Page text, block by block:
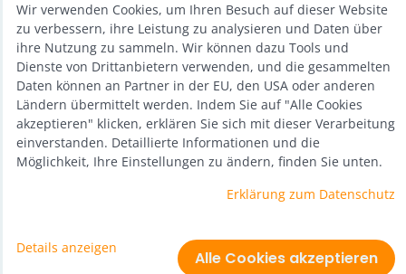
Půjčovna
Promotéři
Kurzy a setkání
Velkoobchod
Nabídka práce
Erklärung zum Datenschutz
Wir verwenden Cookies, um Ihren Besuch auf dieser Website
zu verbessern, ihre Leistung zu analysieren und Daten über
ihre Nutzung zu sammeln. Wir können dazu Tools und
Dienste von Drittanbietern verwenden, und die gesammelten
Daten können an Partner in der EU, den USA oder anderen
Ländern übermittelt werden. Indem Sie auf "Alle Cookies
akzeptieren" klicken, erklären Sie sich mit dieser Verarbeitung
einverstanden. Detaillierte Informationen und die
Möglichkeit, Ihre Einstellungen zu ändern, finden Sie unten.
Erklärung zum Datenschutz
Details anzeigen
Alle Cookies akzeptieren